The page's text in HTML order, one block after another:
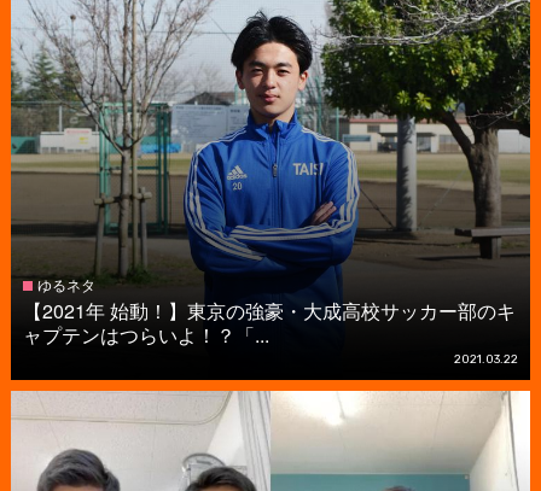
ゆるネタ
【2021年 始動！】東京の強豪・大成高校サッカー部のキ
ャプテンはつらいよ！？「...
2021.03.22